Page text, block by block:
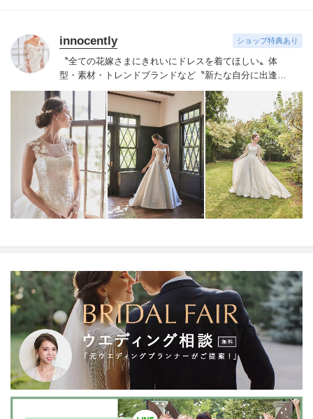
innocently ショップ特典あり
〝全ての花嫁さまにきれいにドレスを着てほしい〟 体
型・素材・トレンドブランドなど〝新たな自分に出逢え
る〟幅広いラインナップが揃うinnocently。
素材・デザイ
ンにこだわったオリジナルドレスは3～23号まで展開。
国内外の有名デザイナーズドレスも多数取扱っており、
NYやミラノ・バルセロナからセレクトされたインポート
ドレスは全て日本人花嫁向けにサイズ調整。さらに和装
は1903年創業からの伝統を受け継がれている厳選された
お着物や現代の薫りをちりばめた艶やかなコレクショ
ン。 すべての花嫁さまへ後悔しないお衣裳選びをお手伝
いさせて頂きます。